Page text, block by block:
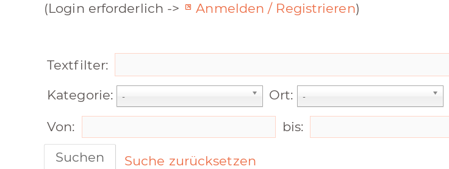
(Login erforderlich -> Anmelden / Registrieren)
Textfilter:
Kategorie:
- Ort: -
Von: bis:
Suchen
Suche zurücksetzen